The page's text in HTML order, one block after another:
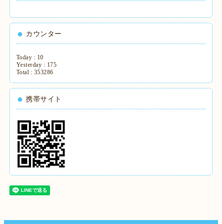
カウンター
Today : 10
Yesterday : 175
Total : 353286
携帯サイト